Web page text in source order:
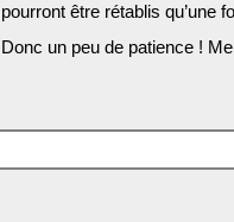
pourront être rétablis qu’une
Donc un peu de patience !